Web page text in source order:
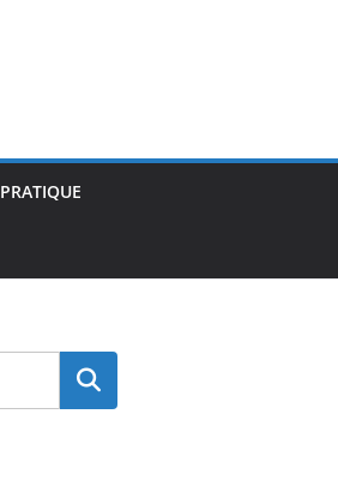
PRATIQUE
Rechercher